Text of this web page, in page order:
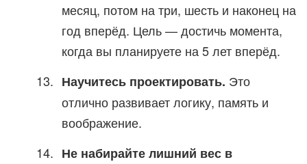
месяц, потом на три, шесть и наконец на
год вперёд. Цель — достичь момента,
когда вы планируете на 5 лет вперёд.
Научитесь проектировать. Это
отлично развивает логику, память и
воображение.
Не набирайте лишний вес в